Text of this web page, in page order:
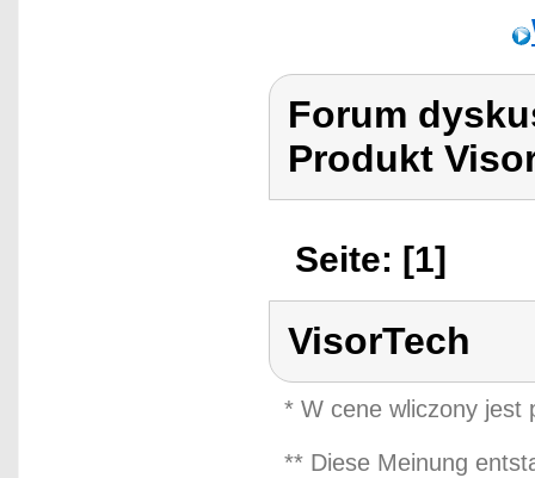
Forum
Produkt
Seite: [1]
VisorTech
* W cene wliczony jest
** Diese Meinung